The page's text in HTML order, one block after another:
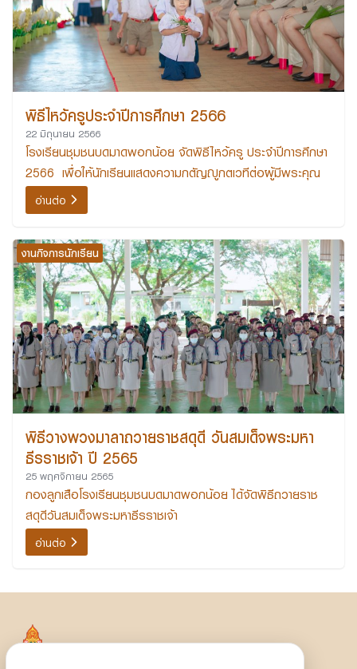
พิธีไหว้ครูประจำปีการศึกษา 2566
22 มิถุนายน 2566
โรงเรียนชุมชนบดมาดพอกน้อย จัดพิธีไหว้ครู ประจำปีการศึกษา
2566 เพื่อให้นักเรียนแสดงความกตัญญูกตเวทีต่อผู้มีพระคุณ
อ่านต่อ
งานกิจการนักเรียน
พิธีวางพวงมาลาถวายราชสดุดี วันสมเด็จพระมหา
ธีรราชเจ้า ปี 2565
25 พฤศจิกายน 2565
กองลูกเสือโรงเรียนชุมชนบดมาดพอกน้อย ได้จัดพิธีถวายราช
สดุดีวันสมเด็จพระมหาธีรราชเจ้า
อ่านต่อ